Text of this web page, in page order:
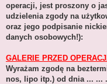
operacji, jest proszony o
udzielenia zgody na
oraz jego podpisanie
danych osobowych!):
GALERIE PRZED
Wyrażam zgodę na
nos, lipo itp.) od dnia ... ...